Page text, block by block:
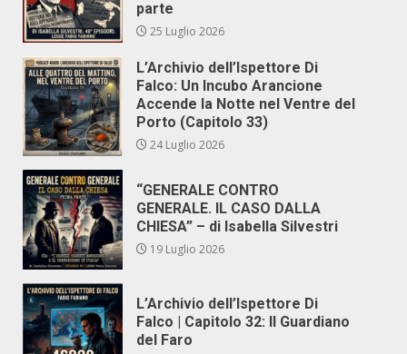
parte
25 Luglio 2026
L’Archivio dell’Ispettore Di
Falco: Un Incubo Arancione
Accende la Notte nel Ventre del
Porto (Capitolo 33)
24 Luglio 2026
“GENERALE CONTRO
GENERALE. IL CASO DALLA
CHIESA” – di Isabella Silvestri
19 Luglio 2026
L’Archivio dell’Ispettore Di
Falco | Capitolo 32: Il Guardiano
del Faro